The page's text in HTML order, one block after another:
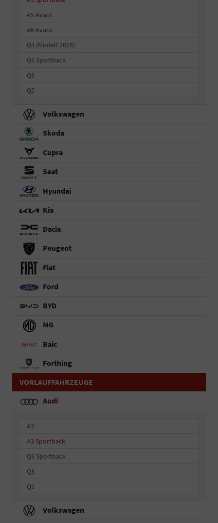
A5 Avant
A6 Avant
Q3 (Modell 2026)
Q3 Sportback
Q3
Q5
Volkswagen
Skoda
Cupra
Seat
Hyundai
Kia
Dacia
Peugeot
Fiat
Ford
BYD
MG
Baic
Forthing
VORLAUFFAHRZEUGE
Audi
A3
A3 Sportback
Q3 Sportback
Q3
Q5
Volkswagen